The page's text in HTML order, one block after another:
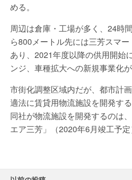
める。
周辺は倉庫・工場が多く、24時
ら800メートル先には三芳スマ
あり、2021年度以降の供用開始
ンジ、車種拡大への新規事業化が
市街化調整区域内だが、都市計
適法に賃貸用物流施設を開発す
同社が物流施設を開発するのは
エア三芳」（2020年6月竣工予定